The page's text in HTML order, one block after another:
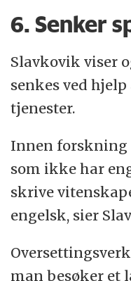
6. Senker
Slavkovik viser
senkes ved
tjenester.
Innen forskning
som ikke har
skrive
engelsk, sier
man besøker et